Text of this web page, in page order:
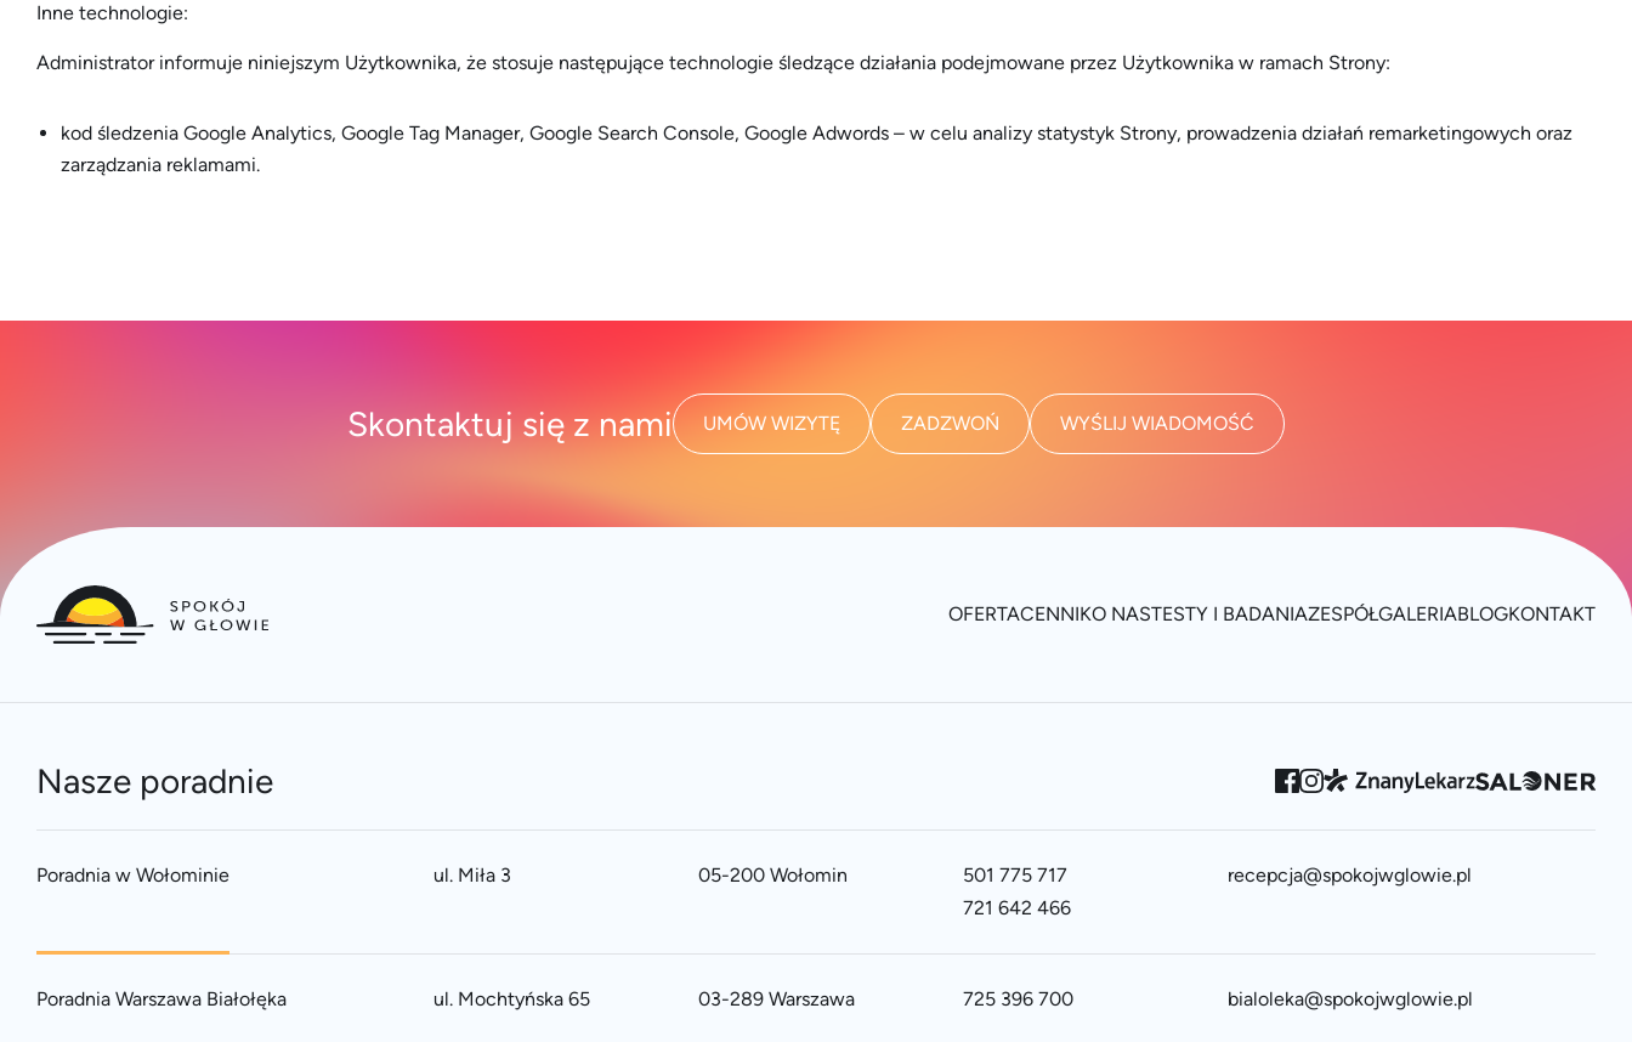
Inne technologie:
Administrator informuje niniejszym Użytkownika, że stosuje następujące technologie śledzące działania podejmowane przez Użytkownika w ramach Strony:
kod śledzenia Google Analytics, Google Tag Manager, Google Search Console, Google Adwords – w celu analizy statystyk Strony, prowadzenia działań remarketingowych oraz
zarządzania reklamami.
Skontaktuj się z nami UMÓW WIZYTĘ ZADZWOŃ WYŚLIJ WIADOMOŚĆ
OFERTACENNIKO NASTESTY I BADANIAZESPÓŁGALERIABLOGKONTAKT
Nasze poradnie
Poradnia w Wołominie ul. Miła 3 05-200 Wołomin
501 775 717
721 642 466
recepcja@spokojwglowie.pl
Poradnia Warszawa Białołęka ul. Mochtyńska 65 03-289 Warszawa 725 396 700 bialoleka@spokojwglowie.pl